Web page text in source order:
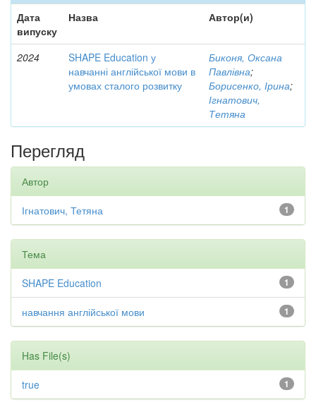
Дата
випуску
Назва Автор(и)
2024
SHAPE Education у
навчанні англійської мови в
умовах сталого розвитку
Биконя, Оксана
Павлівна;
Борисенко, Ірина;
Ігнатович,
Тетяна
Перегляд
Автор
1
Ігнатович, Тетяна
Тема
1
SHAPE Education
1
навчання англійської мови
Has File(s)
1
true